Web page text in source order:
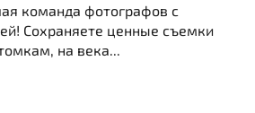
команда фотографов с
Сохраняете ценные съемки
на века...